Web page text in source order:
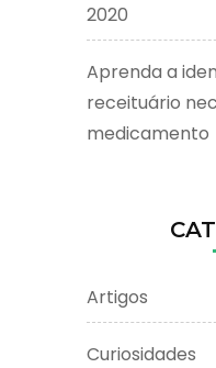
2020
Aprenda a
receituário
medicamento
Artigos
Curiosidades